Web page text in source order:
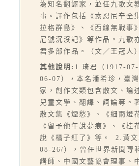
為知名翻譯家，並任九歌文
事。譯作包括《索忍尼辛全
拉格群島》、《西線無戰事
尼號沉沒記》等作品。九歌
君多部作品。（文／王冠人）
其他說明: 1.琦君（1917-
06-07），本名潘希珍，臺
家，創作文類包含散文、論
兒童文學、翻譯、詞論等。
散文集《煙愁》、《細雨燈
《留予他年說夢痕》、《桂
說《橘子紅了》等。 2.黃
08-26/），曾任世界新聞專
講師、中國文藝協會理事、